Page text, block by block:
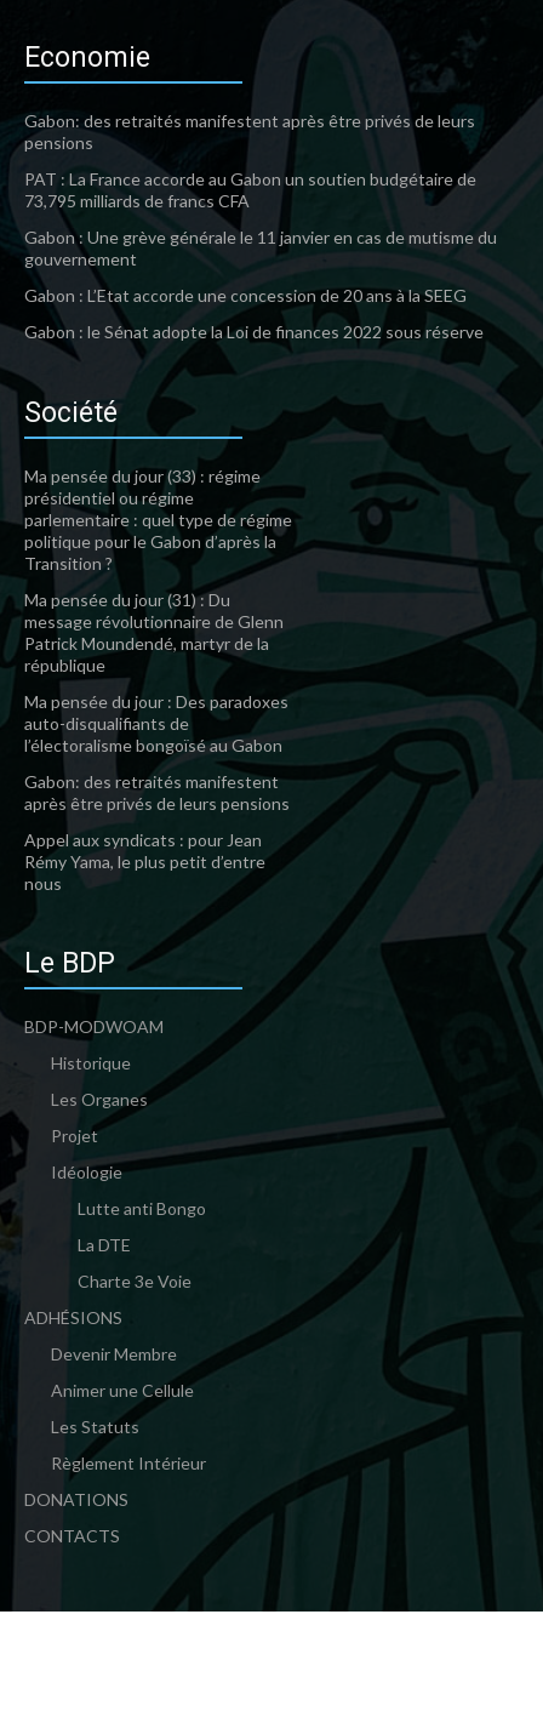
Economie
Gabon: des retraités manifestent après être privés de leurs
pensions
PAT : La France accorde au Gabon un soutien budgétaire de
73,795 milliards de francs CFA
Gabon : Une grève générale le 11 janvier en cas de mutisme du
gouvernement
Gabon : L’Etat accorde une concession de 20 ans à la SEEG
Gabon : le Sénat adopte la Loi de finances 2022 sous réserve
Société
Ma pensée du jour (33) : régime
présidentiel ou régime
parlementaire : quel type de régime
politique pour le Gabon d’après la
Transition ?
Ma pensée du jour (31) : Du
message révolutionnaire de Glenn
Patrick Moundendé, martyr de la
république
Ma pensée du jour : Des paradoxes
auto-disqualifiants de
l’électoralisme bongoïsé au Gabon
Gabon: des retraités manifestent
après être privés de leurs pensions
Appel aux syndicats : pour Jean
Rémy Yama, le plus petit d’entre
nous
Le BDP
BDP-MODWOAM
Historique
Les Organes
Projet
Idéologie
Lutte anti Bongo
La DTE
Charte 3e Voie
ADHÉSIONS
Devenir Membre
Animer une Cellule
Les Statuts
Règlement Intérieur
DONATIONS
CONTACTS